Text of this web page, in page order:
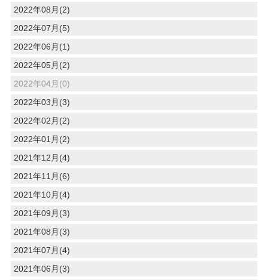
2022年08月(2)
2022年07月(5)
2022年06月(1)
2022年05月(2)
2022年04月(0)
2022年03月(3)
2022年02月(2)
2022年01月(2)
2021年12月(4)
2021年11月(6)
2021年10月(4)
2021年09月(3)
2021年08月(3)
2021年07月(4)
2021年06月(3)